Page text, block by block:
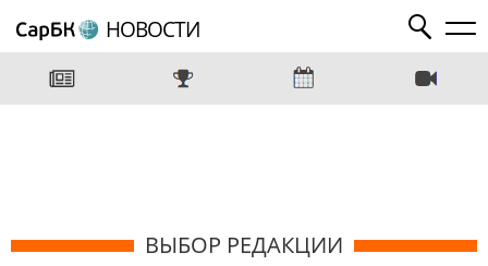
НОВОСТИ
ВЫБОР РЕДАКЦИИ